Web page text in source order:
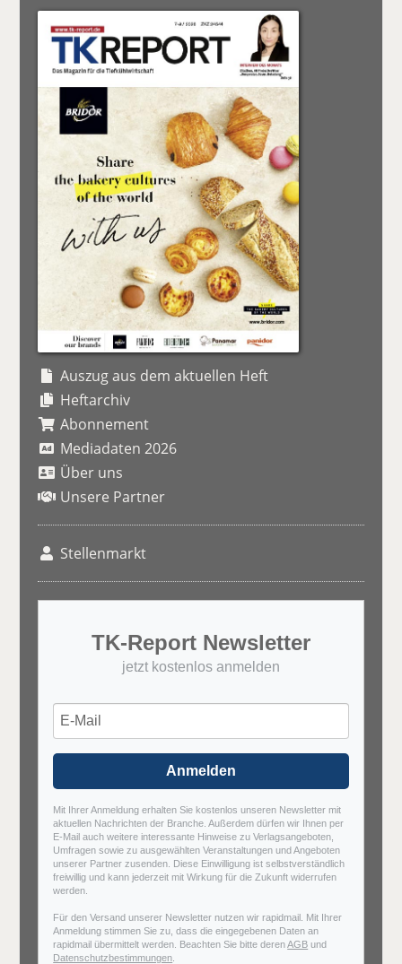
Auszug aus dem aktuellen Heft
Heftarchiv
Abonnement
Mediadaten 2026
Über uns
Unsere Partner
Stellenmarkt
TK-Report Newsletter
jetzt kostenlos anmelden
Anmelden
Mit Ihrer Anmeldung erhalten Sie kostenlos unseren Newsletter mit
aktuellen Nachrichten der Branche. Außerdem dürfen wir Ihnen per
E-Mail auch weitere interessante Hinweise zu Verlagsangeboten,
Umfragen sowie zu ausgewählten Veranstaltungen und Angeboten
unserer Partner zusenden. Diese Einwilligung ist selbstverständlich
freiwillig und kann jederzeit mit Wirkung für die Zukunft widerrufen
werden.
Für den Versand unserer Newsletter nutzen wir rapidmail. Mit Ihrer
Anmeldung stimmen Sie zu, dass die eingegebenen Daten an
rapidmail übermittelt werden. Beachten Sie bitte derenAGB und
Datenschutzbestimmungen